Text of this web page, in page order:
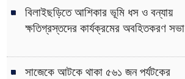
বিলাইছড়িতে আশিকার ভূমি ধস ও বন্যায়
ক্ষতিগ্রস্তদের কার্যক্রমের অবহিতকরণ সভা
সাজেকে আটকে থাকা ৫৬১ জন পর্যটকের